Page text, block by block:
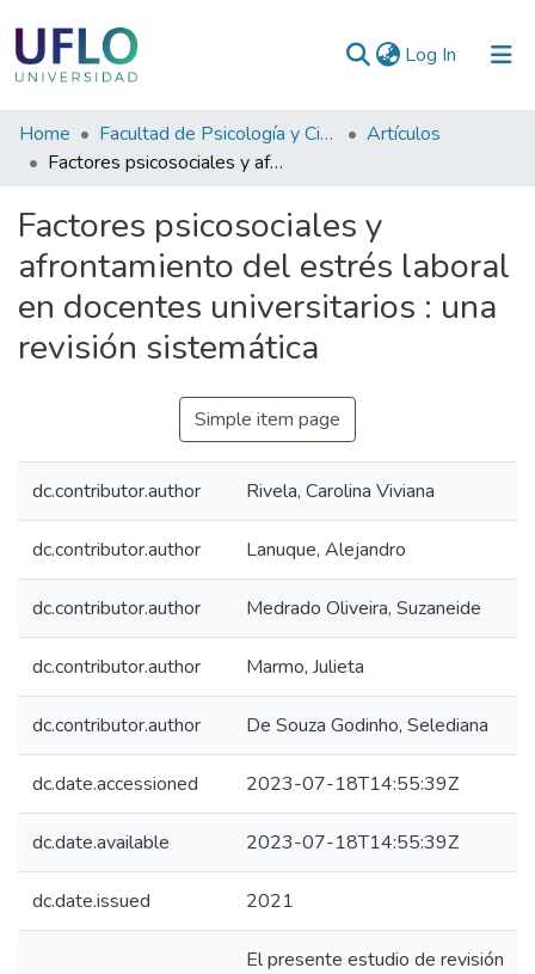
Log In (current)
Communities
&
All of RIUFLO
Statistics
Home Facultad de Psicología y Ciencias Sociales
Artículos
Factores psicosociales y afrontamiento del estrés laboral en docentes universitarios : una revisión sistemática
Factores psicosociales y
afrontamiento del estrés laboral
en docentes universitarios : una
revisión sistemática
Simple item page
dc.contributor.author Rivela, Carolina Viviana
dc.contributor.author Lanuque, Alejandro
dc.contributor.author Medrado Oliveira, Suzaneide
dc.contributor.author Marmo, Julieta
dc.contributor.author De Souza Godinho, Selediana
dc.date.accessioned 2023-07-18T14:55:39Z
dc.date.available 2023-07-18T14:55:39Z
dc.date.issued 2021
El presente estudio de revisión